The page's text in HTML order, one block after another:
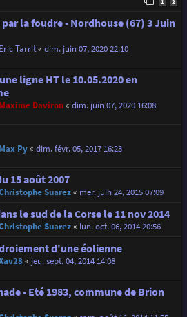
1 2
la foudre - Nordhouse (67) 3 Juin
Eric Tarrit« dim. juin 07, 2020 22:10
ligne HT le 10.05.2020 en
Maxime Daviron« dim. juin 07, 2020 16:08
Max Py« dim. févr. 05, 2017 16:23
15 août 2007
Suarez« mer. juin 24, 2015 07:09
le sud de la Corse le 11 nov 2014
Suarez« lun. oct. 06, 2014 20:56
d'une éolienne
« jeu. sept. 04, 2014 14:08
- Eté 1983, commune de Brion